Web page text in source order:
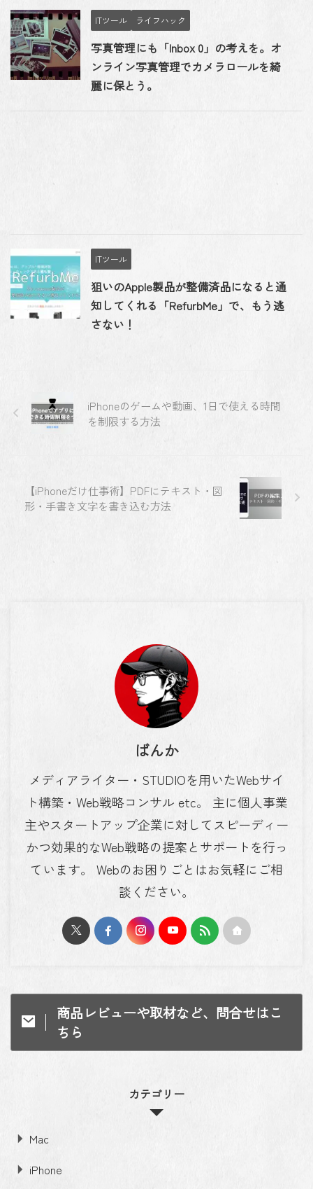
ITツール ライフハック
写真管理にも「Inbox 0」の考えを。オ
ンライン写真管理でカメラロールを綺
麗に保とう。
ITツール
狙いのApple製品が整備済品になると通
知してくれる「RefurbMe」で、もう逃
さない！
iPhoneのゲームや動画、1日で使える時間
を制限する方法
【iPhoneだけ仕事術】PDFにテキスト・図
形・手書き文字を書き込む方法
ばんか
メディアライター・STUDIOを用いたWebサイ
ト構築・Web戦略コンサル etc。 主に個人事業
主やスタートアップ企業に対してスピーディー
かつ効果的なWeb戦略の提案とサポートを行っ
ています。 Webのお困りごとはお気軽にご相
談ください。
商品レビューや取材など、問合せはこ
ちら
カテゴリー
Mac
iPhone